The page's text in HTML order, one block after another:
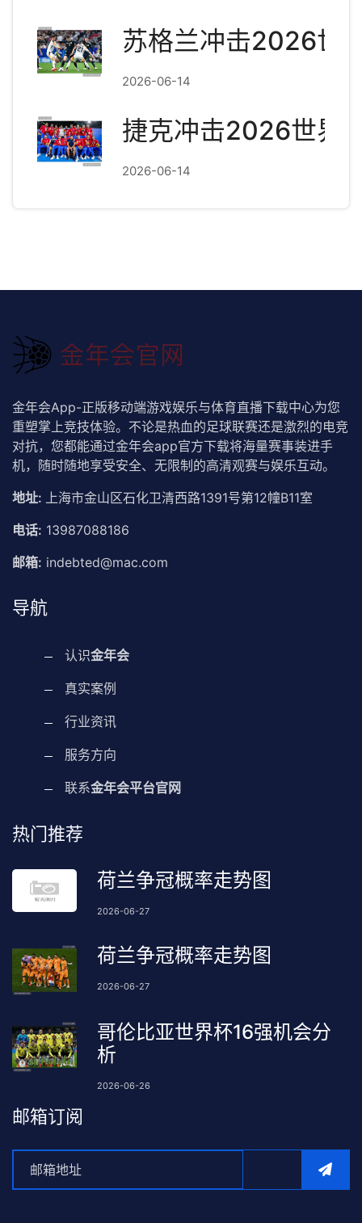
苏格兰冲击2026世
2026-06-14
捷克冲击2026世界
2026-06-14
金年会App-正版移动端游戏娱乐与体育直播下载中心为您
重塑掌上竞技体验。不论是热血的足球联赛还是激烈的电竞
对抗，您都能通过金年会app官方下载将海量赛事装进手
机，随时随地享受安全、无限制的高清观赛与娱乐互动。
地址: 上海市金山区石化卫清西路1391号第12幢B11室
电话: 13987088186
邮箱: indebted@mac.com
导航
认识金年会
真实案例
行业资讯
服务方向
联系金年会平台官网
热门推荐
荷兰争冠概率走势图
2026-06-27
荷兰争冠概率走势图
2026-06-27
哥伦比亚世界杯16强机会分
析
2026-06-26
邮箱订阅